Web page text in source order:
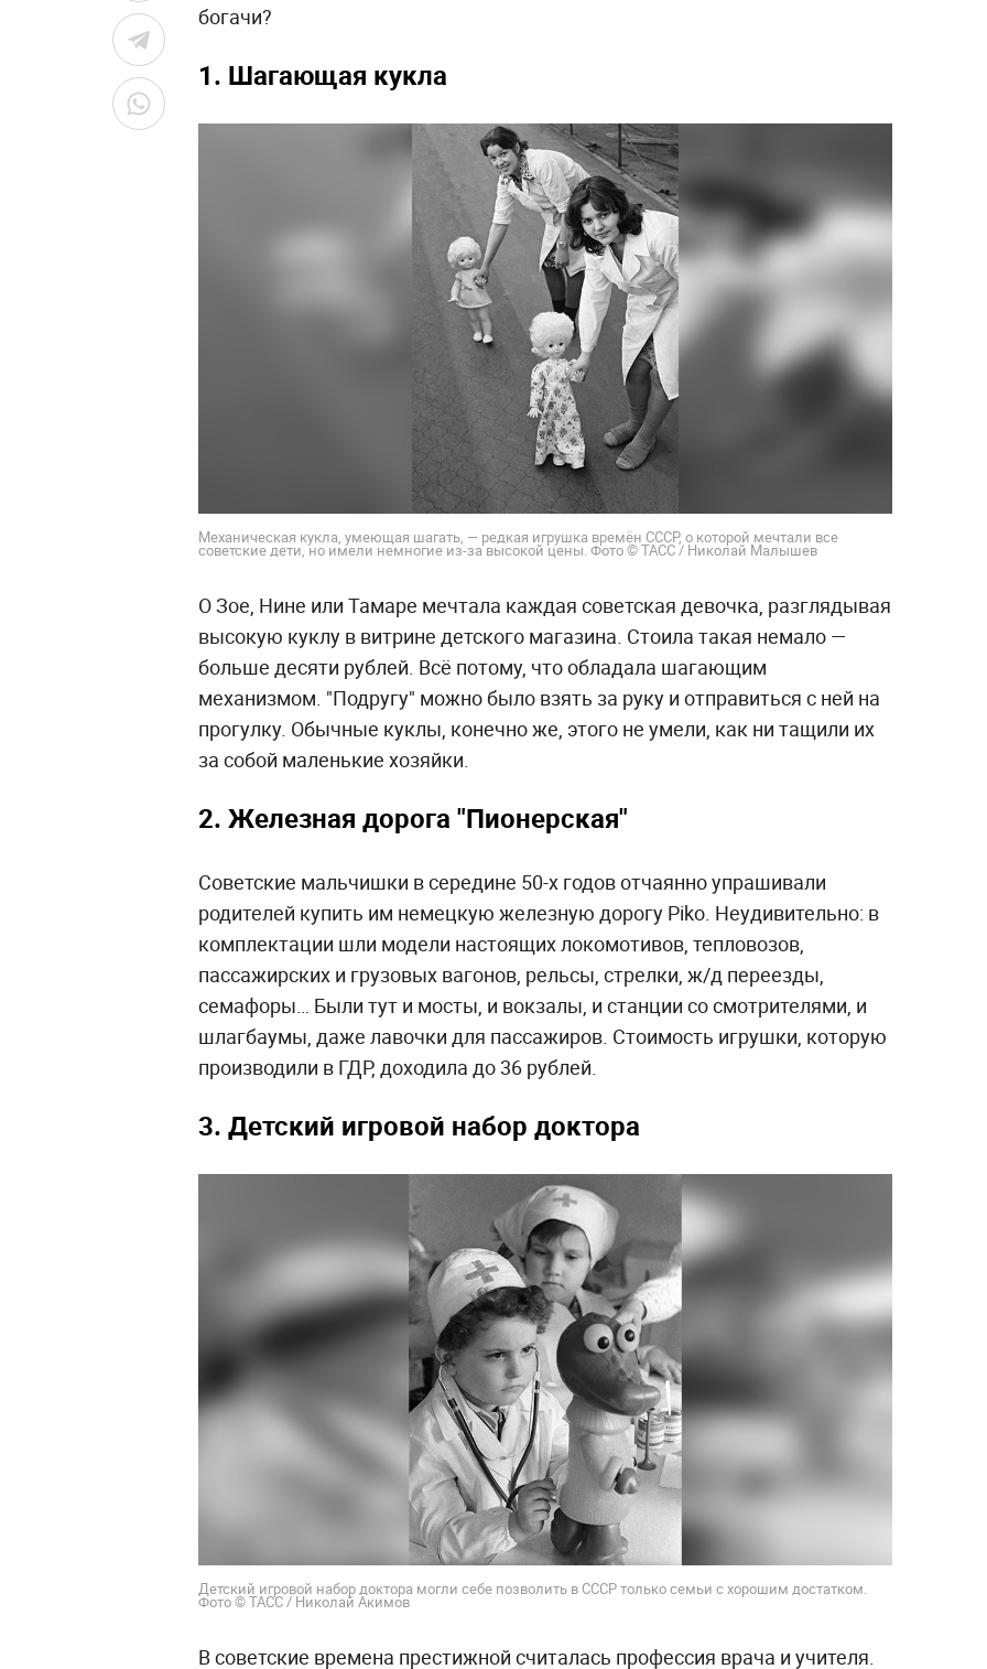
богачи?
1. Шагающая кукла
Механическая кукла, умеющая шагать, — редкая игрушка времён СССР, о которой мечтали все
советские дети, но имели немногие из-за высокой цены. Фото © ТАСС / Николай Малышев
О Зое, Нине или Тамаре мечтала каждая советская девочка, разглядывая
высокую куклу в витрине детского магазина. Стоила такая немало —
больше десяти рублей. Всё потому, что обладала шагающим
механизмом. "Подругу" можно было взять за руку и отправиться с ней на
прогулку. Обычные куклы, конечно же, этого не умели, как ни тащили их
за собой маленькие хозяйки.
2. Железная дорога "Пионерская"
Советские мальчишки в середине 50-х годов отчаянно упрашивали
родителей купить им немецкую железную дорогу Pikо. Неудивительно: в
комплектации шли модели настоящих локомотивов, тепловозов,
пассажирских и грузовых вагонов, рельсы, стрелки, ж/д переезды,
семафоры… Были тут и мосты, и вокзалы, и станции со смотрителями, и
шлагбаумы, даже лавочки для пассажиров. Стоимость игрушки, которую
производили в ГДР, доходила до 36 рублей.
3. Детский игровой набор доктора
Детский игровой набор доктора могли себе позволить в СССР только семьи с хорошим достатком.
Фото © ТАСС / Николай Акимов
В советские времена престижной считалась профессия врача и учителя.